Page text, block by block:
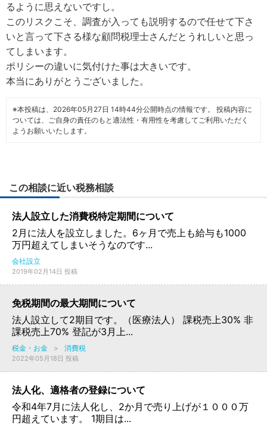
るように思えないですし。
このリスクこそ、調査が入っても説明するので任せて下さ
いと言って下さる様な顧問税理士さんだとうれしいと思っ
てしまいます。
ポリシーの違いに気付けた事は大きいです。
本当にありがとうございました。
※本投稿は、2026年05月27日 14時44分公開時点の情報です。 投稿内容に
ついては、ご自身の責任のもと適法性・有用性を考慮してご利用いただく
ようお願いいたします。
この相談に近い税務相談
法人設立した消費税特定期間について
2月に法人を設立しました。6ヶ月で売上も給与も1000
万円超えてしまいそうなのです...
会社設立
2019年02月14日 投稿
免税期間の最大期間について
法人設立して2期目です。（医療法人） 課税売上30% 非
課税売上70% 登記が3月上...
税金・お金 > 消費税
2022年05月18日 投稿
法人化、適格者の登録について
令和4年7月に法人化し、2か月で売り上げが１０００万
円超えています。 1期目は...